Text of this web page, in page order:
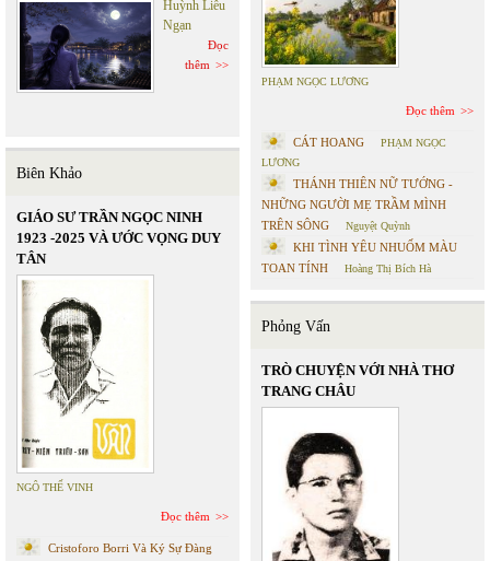
Huỳnh Liễu
Ngạn
Đọc
thêm
Biên Khảo
GIÁO SƯ TRẦN NGỌC NINH
1923 -2025 VÀ ƯỚC VỌNG DUY
TÂN
NGÔ THẾ VINH
Đọc thêm
Cristoforo Borri Và Ký Sự Đàng
PHẠM NGỌC LƯƠNG
Đọc thêm
CÁT HOANG
PHẠM NGỌC
LƯƠNG
THÁNH THIÊN NỮ TƯỚNG -
NHỮNG NGƯỜI MẸ TRẦM MÌNH
TRÊN SÔNG
Nguyệt Quỳnh
KHI TÌNH YÊU NHUỐM MÀU
TOAN TÍNH
Hoàng Thị Bích Hà
Phỏng Vấn
TRÒ CHUYỆN VỚI NHÀ THƠ
TRANG CHÂU